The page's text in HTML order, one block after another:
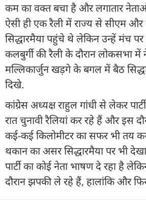
कम का वक्त बचा है और लगातार नेताओं
ऐसी ही एक रैली में राज्य से सीएम और
सिद्धारमैया पहुंचे थे लेकिन उन्हें मंच
कलबुर्गी की रैली के दौरान लोकसभा में
मल्लिकार्जुन खड़गे के बगल में बैठ
दिखे.
कांग्रेस अध्यक्ष राहुल गांधी से लेकर
रात चुनावी रैलियां कर रहे हैं और इस
कई-कई किलोमीटर का सफर भी तय
थकान का असर सिद्धारमैया पर भी
पार्टी का कोई नेता भाषण दे रहा है
दौरान झपकी ले रहे हैं, हालांकि और